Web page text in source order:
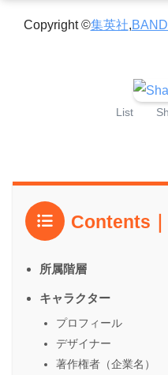
Copyright ©集英社,
List
Contents
所属階層
キャラクター
プロフィール
デザイナー
著作権者（企業名）